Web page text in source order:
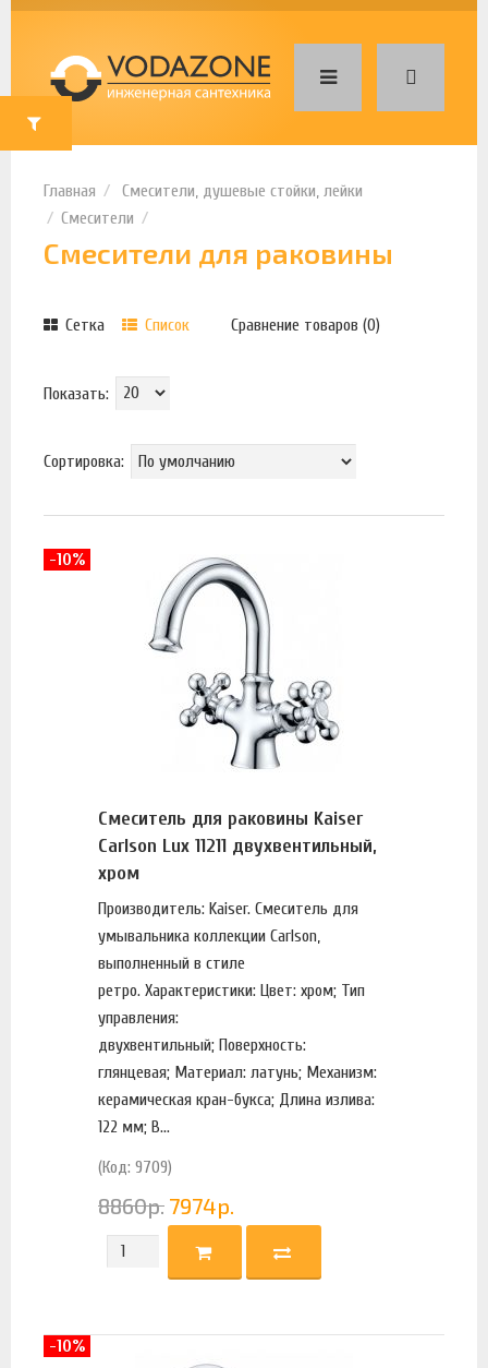
Смесители, душевые стойки, лейки
Смесители
Смесители для раковины
Сетка Список Сравнение товаров (0)
Показать:
Сортировка:
Смеситель для раковины Kaiser
Carlson Lux 11211 двухвентильный,
хром
Производитель: Kaiser. Смеситель для
умывальника коллекции Carlson,
выполненный в стиле
ретро. Характеристики: Цвет: хром; Тип
управления:
двухвентильный; Поверхность:
глянцевая; Материал: латунь; Механизм:
керамическая кран-букса; Длина излива:
122 мм; В...
(Код: 9709)
8860р. 7974р.
-10%
-10%